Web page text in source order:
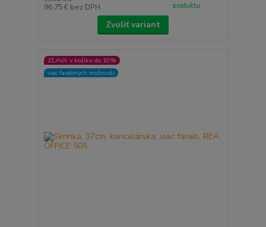
96,75 € bez DPH
produktu
Zvoliť variant
ZĽAVA v košíku do 10%
viac farebných možností